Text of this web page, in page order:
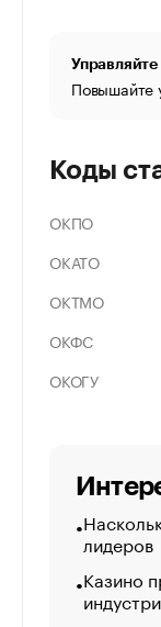
Повышайте
Коды
ОКПО
ОКАТО
ОКТМО
ОКФС
ОКОГУ
лидеров
Казино